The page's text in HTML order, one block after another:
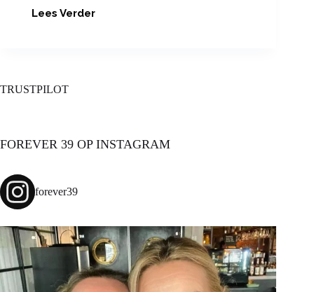
Lees VerderPERMANENTE
TRUSTPILOT
FOREVER 39 OP INSTAGRAM
forever39